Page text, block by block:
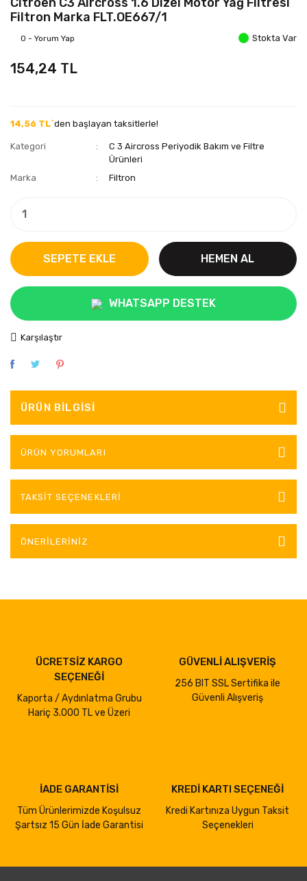
Filtron Marka FLT.OE667/1
0 - Yorum Yap Stokta Var
154,24 TL
14,56 TL`den başlayan taksitlerle!
Kategori
C 3 Aircross Periyodik Bakım ve Filtre
Ürünleri
Marka
Filtron
SEPETE EKLE HEMEN AL
WHATSAPP DESTEK
Karşılaştır
ÜRÜN BILGISI
ÜRÜN YORUMLARI
TAKSIT SEÇENEKLERI
ÖNERILERINIZ
ÜCRETSİZ KARGO
SEÇENEĞİ
Kaporta / Aydınlatma Grubu
Hariç 3.000 TL ve Üzeri
GÜVENLİ ALIŞVERİŞ
256 BIT SSL Sertifika ile
Güvenli Alışveriş
İADE GARANTİSİ
Tüm Ürünlerimizde Koşulsuz
Şartsız 15 Gün İade Garantisi
KREDİ KARTI SEÇENEĞİ
Kredi Kartınıza Uygun Taksit
Seçenekleri